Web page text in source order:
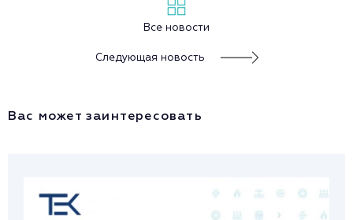
Все новости
Следующая новость
Вас может заинтересовать